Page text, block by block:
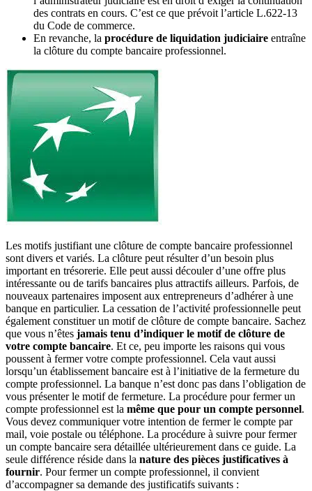
des contrats en cours. C’est ce que prévoit l’article L.622-13
du Code de commerce.
En revanche, la procédure de liquidation judiciaire entraîne
la clôture du compte bancaire professionnel.
Les motifs justifiant une clôture de compte bancaire professionnel
sont divers et variés. La clôture peut résulter d’un besoin plus
important en trésorerie. Elle peut aussi découler d’une offre plus
intéressante ou de tarifs bancaires plus attractifs ailleurs. Parfois, de
nouveaux partenaires imposent aux entrepreneurs d’adhérer à une
banque en particulier. La cessation de l’activité professionnelle peut
également constituer un motif de clôture de compte bancaire. Sachez
que vous n’êtes jamais tenu d’indiquer le motif de clôture de
votre compte bancaire. Et ce, peu importe les raisons qui vous
poussent à fermer votre compte professionnel. Cela vaut aussi
lorsqu’un établissement bancaire est à l’initiative de la fermeture du
compte professionnel. La banque n’est donc pas dans l’obligation de
vous présenter le motif de fermeture. La procédure pour fermer un
compte professionnel est la même que pour un compte personnel.
Vous devez communiquer votre intention de fermer le compte par
mail, voie postale ou téléphone. La procédure à suivre pour fermer
un compte bancaire sera détaillée ultérieurement dans ce guide. La
seule différence réside dans la nature des pièces justificatives à
fournir. Pour fermer un compte professionnel, il convient
d’accompagner sa demande des justificatifs suivants :